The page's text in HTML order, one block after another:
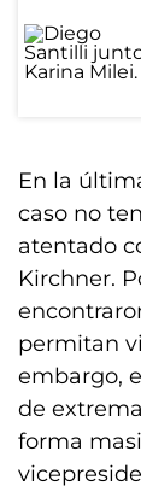
En la
caso no
atentado
Kirchner.
permitan
embargo,
de
forma